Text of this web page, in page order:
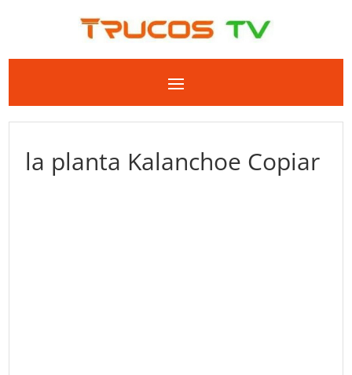
la planta Kalanchoe Copiar